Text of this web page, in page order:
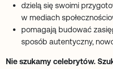
dzielą się swoimi
w mediach
pomagają budować
sposób autentyczny,
Nie szukamy celebrytów.